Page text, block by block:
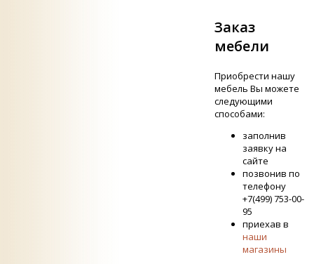
Заказ
мебели
Приобрести нашу
мебель Вы можете
следующими
способами:
заполнив
заявку на
сайте
позвонив по
телефону
+7(499) 753-00-
95
приехав в
наши
магазины